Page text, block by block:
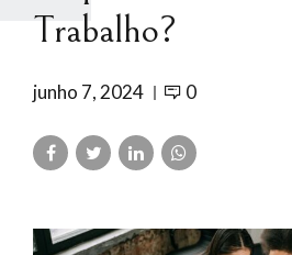
Trabalho?
junho 7, 2024 0